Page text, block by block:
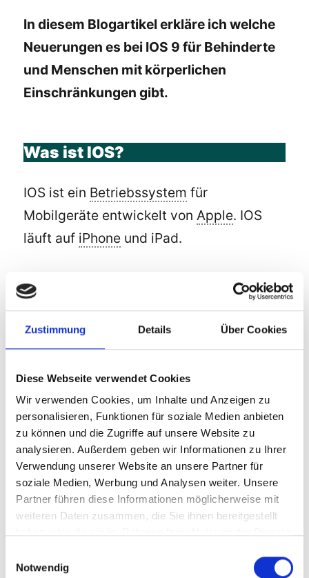
Zustimmung Details Über Cookies
Diese Webseite verwendet Cookies
Wir verwenden Cookies, um Inhalte und Anzeigen zu
personalisieren, Funktionen für soziale Medien anbieten
zu können und die Zugriffe auf unsere Website zu
analysieren. Außerdem geben wir Informationen zu Ihrer
Verwendung unserer Website an unsere Partner für
soziale Medien, Werbung und Analysen weiter. Unsere
Partner führen diese Informationen möglicherweise mit
weiteren Daten zusammen, die Sie ihnen bereitgestellt
Notwendig
In diesem Blogartikel erkläre ich welche
Neuerungen es bei IOS 9 für Behinderte
und Menschen mit körperlichen
Einschränkungen gibt.
Was ist IOS?
IOS ist ein Betriebssystem für
Mobilgeräte entwickelt vonApple. IOS
läuft auf iPhone und iPad.
Was sind Bedienungshilfen?
LangeZeit war der Begriff „ Eingabehilfe“
BegriffBedienungshilfen. Sie unterstützen
Menschen mit Behinderungen bei der
Bedienung von Mobilgeräten, hier das
Ipad.
Barrierefreiheit bzw.
Bedienungshilfen: Neuerungen